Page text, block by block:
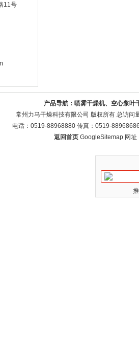
11号
产品导航： 喷雾干燥机、空心浆叶
常州力马干燥科技有限公司 版权所有 总访问
电话：0519-88968880 传真：0519-
返回首页 GoogleSitemap 网